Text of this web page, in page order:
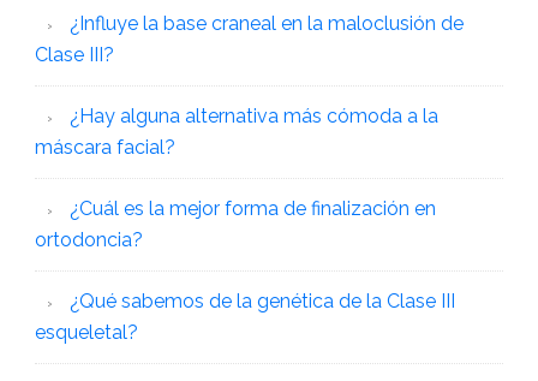
¿Influye la base craneal en la maloclusión de
Clase III?
¿Hay alguna alternativa más cómoda a la
máscara facial?
¿Cuál es la mejor forma de finalización en
ortodoncia?
¿Qué sabemos de la genética de la Clase III
esqueletal?